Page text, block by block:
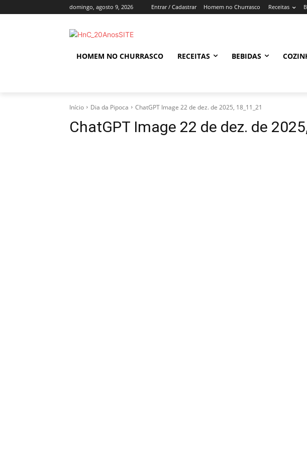
domingo, agosto 9, 2026 Entrar / Cadastrar Homem no Churrasco Receitas
HOMEM NO CHURRASCO RECEITAS BEBIDAS
Início Dia da Pipoca ChatGPT Image 22 de dez. de 2025, 18_11_21
ChatGPT Image 22 de dez. de